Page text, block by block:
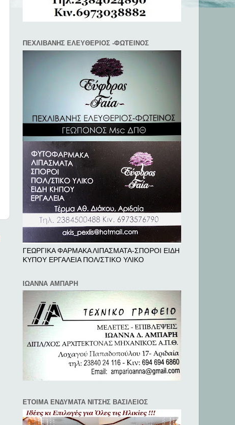
ΠΕΧΛΙΒANΗΣ ΕΛΕΥΘΕΡΙΟΣ -ΦΩΤΕΙΝΟΣ
ΓΕΩΡΓΙΚΑ ΦΑΡΜΑΚΑ ΛΙΠΑΣΜΑΤΑ-ΣΠΟΡΟΙ ΕΙΔΗ
ΚΥΠΟΥ ΕΡΓΑΛΕΙΑ ΠΟΛ/ΣΤΙΚΟ ΥΛΙΚΟ
ΙΩΑΝΝΑ ΑΜΠΑΡΗ
ΕΤΟΙΜΑ ΕΝΔΥΜΑΤΑ ΝΙΤΣΗΣ ΒΑΣΙΛΕΙΟΣ